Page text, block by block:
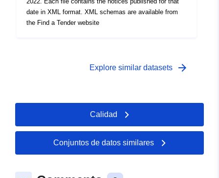
date in XML format. XML schemas are available from
the Find a Tender website
Explore similar datasets arrow_forward
Calidad
Conjuntos de datos similares